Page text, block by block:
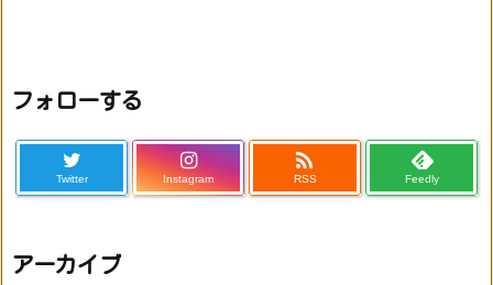
フォローする
Twitter Instagram

RSS Feedly
アーカイブ